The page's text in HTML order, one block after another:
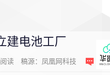
建电池工厂
读 稿源： 凤凰网科技 0条